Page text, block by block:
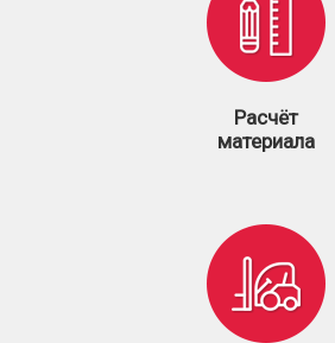
Расчёт
материала